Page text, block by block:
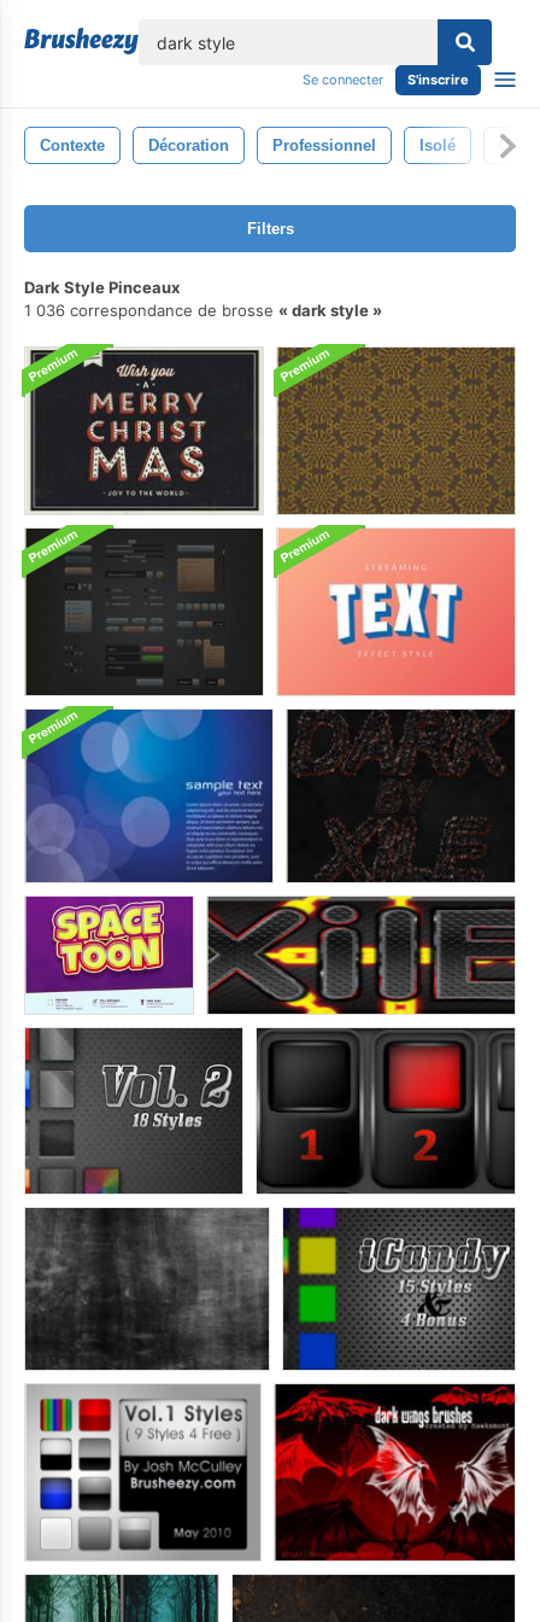
Se connecter S'inscrire
Contexte Décoration Professionnel Isolé
Filters
Dark Style Pinceaux
1 036 correspondance de brosse
dark style